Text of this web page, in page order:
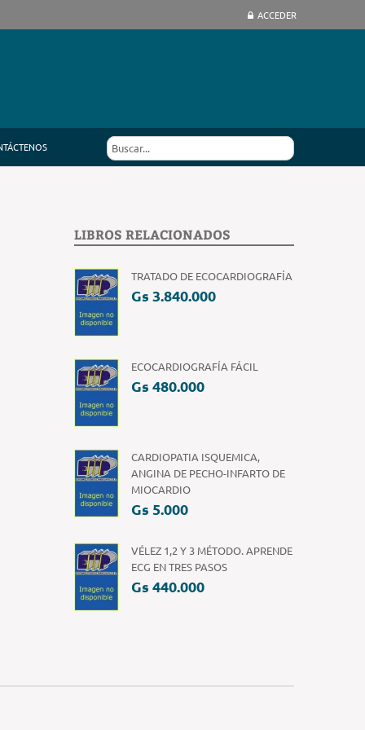
ACCEDER
LIBROS RELACIONADOS
TRATADO DE ECOCARDIOGRAFÍA
Gs 3.840.000
ECOCARDIOGRAFÍA FÁCIL
Gs 480.000
CARDIOPATIA ISQUEMICA,
ANGINA DE PECHO-INFARTO DE
MIOCARDIO
Gs 5.000
VÉLEZ 1,2 Y 3 MÉTODO. APRENDE
ECG EN TRES PASOS
Gs 440.000